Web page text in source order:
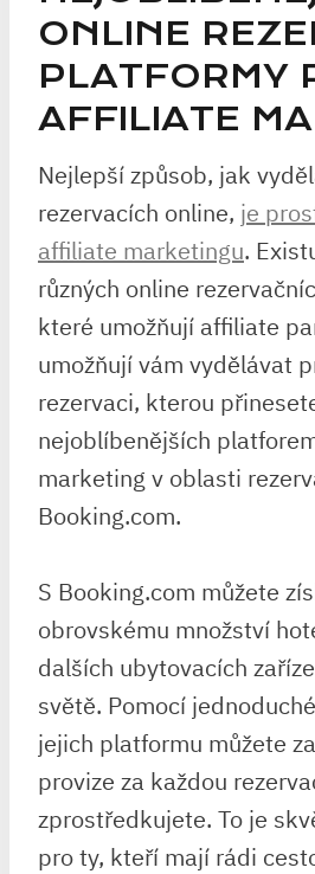
ONLINE
PLATFORMY
AFFILIATE
Nejlepší způsob, jak
rezervacích online, je
affiliate marketingu.
různých online
které umožňují affiliate
umožňují vám vydělávat
rezervaci, kterou
nejoblíbenějších
marketing v oblasti
Booking.com.
S Booking.com můžete
obrovskému množství
dalších ubytovacích
světě. Pomocí
jejich platformu můžete
provize za každou
zprostředkujete. To je
pro ty, kteří mají rádi